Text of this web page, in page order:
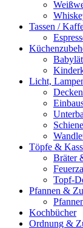
Tassen /
Licht,
Töpfe &
Bräter
Topf-
Pfannen &
Kochbücher
Ordnung &